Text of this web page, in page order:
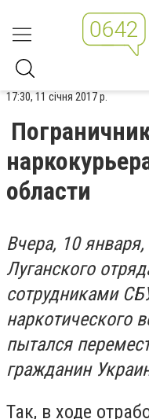
17:30, 11 січня 2017 р.
области
Вчера, 10
Луганского
сотрудниками
наркотического
пытался
гражданин
Так, в ходе